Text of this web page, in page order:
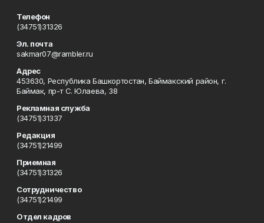
Телефон
(34751)31326
Эл. почта
sakmar07@rambler.ru
Адрес
453630, Республика Башкортостан, Баймакский район, г.
Баймак, пр-т С. Юлаева, 38
Рекламная служба
(34751)31337
Редакция
(34751)21499
Приемная
(34751)31326
Сотрудничество
(34751)21499
Отдел кадров